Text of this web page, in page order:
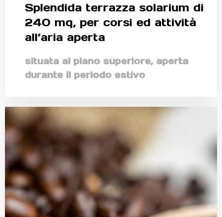
Splendida terrazza solarium di
240 mq, per corsi ed attività
all’aria aperta
situata al piano superiore, aperta
durante il periodo estivo